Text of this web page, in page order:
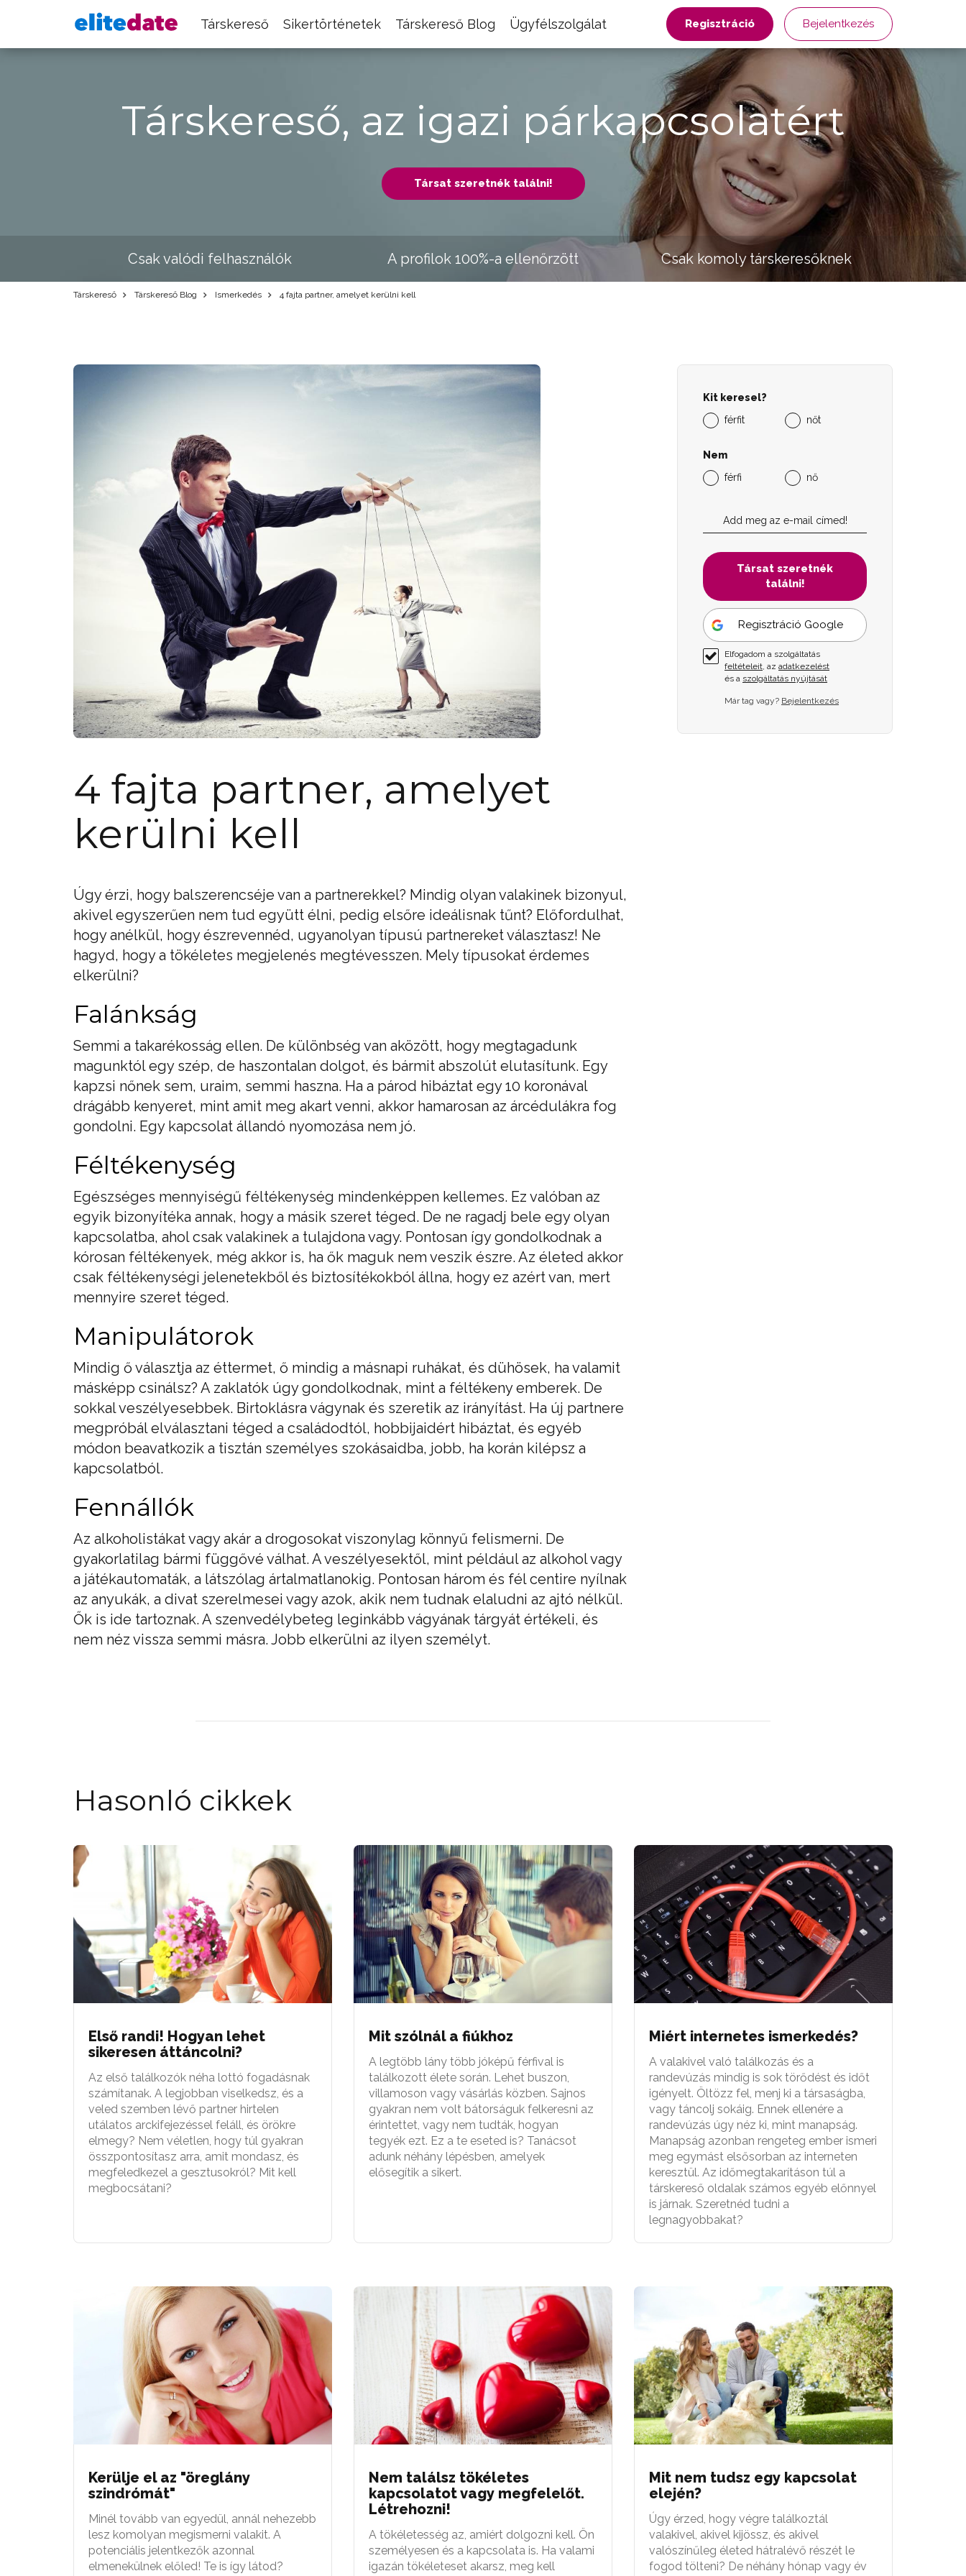
Társkereső Sikertörténetek Társkereső Blog Ügyfélszolgálat Regisztráció Bejelentkezés
Társkereső, az igazi párkapcsolatért
Társat szeretnék találni!
Csak valódi felhasználók A profilok 100%-a ellenőrzött Csak komoly társkeresőknek
Társkereső Társkereső Blog Ismerkedés 4 fajta partner, amelyet kerülni kell
4 fajta partner, amelyet
kerülni kell
Úgy érzi, hogy balszerencséje van a partnerekkel? Mindig olyan valakinek bizonyul,
akivel egyszerűen nem tud együtt élni, pedig elsőre ideálisnak tűnt? Előfordulhat,
hogy anélkül, hogy észrevennéd, ugyanolyan típusú partnereket választasz! Ne
hagyd, hogy a tökéletes megjelenés megtévesszen. Mely típusokat érdemes
elkerülni?
Falánkság
Semmi a takarékosság ellen. De különbség van aközött, hogy megtagadunk
magunktól egy szép, de haszontalan dolgot, és bármit abszolút elutasítunk. Egy
kapzsi nőnek sem, uraim, semmi haszna. Ha a párod hibáztat egy 10 koronával
drágább kenyeret, mint amit meg akart venni, akkor hamarosan az árcédulákra fog
gondolni. Egy kapcsolat állandó nyomozása nem jó.
Féltékenység
Egészséges mennyiségű féltékenység mindenképpen kellemes. Ez valóban az
egyik bizonyítéka annak, hogy a másik szeret téged. De ne ragadj bele egy olyan
kapcsolatba, ahol csak valakinek a tulajdona vagy. Pontosan így gondolkodnak a
kórosan féltékenyek, még akkor is, ha ők maguk nem veszik észre. Az életed akkor
csak féltékenységi jelenetekből és biztosítékokból állna, hogy ez azért van, mert
mennyire szeret téged.
Manipulátorok
Mindig ő választja az éttermet, ő mindig a másnapi ruhákat, és dühösek, ha valamit
másképp csinálsz? A zaklatók úgy gondolkodnak, mint a féltékeny emberek. De
sokkal veszélyesebbek. Birtoklásra vágynak és szeretik az irányítást. Ha új partnere
megpróbál elválasztani téged a családodtól, hobbijaidért hibáztat, és egyéb
módon beavatkozik a tisztán személyes szokásaidba, jobb, ha korán kilépsz a
kapcsolatból.
Fennállók
Az alkoholistákat vagy akár a drogosokat viszonylag könnyű felismerni. De
gyakorlatilag bármi függővé válhat. A veszélyesektől, mint például az alkohol vagy
a játékautomaták, a látszólag ártalmatlanokig. Pontosan három és fél centire nyílnak
az anyukák, a divat szerelmesei vagy azok, akik nem tudnak elaludni az ajtó nélkül.
Ők is ide tartoznak. A szenvedélybeteg leginkább vágyának tárgyát értékeli, és
nem néz vissza semmi másra. Jobb elkerülni az ilyen személyt.
Kit keresel?
férfit
nőt
Nem
férfi
nő
Társat szeretnék
találni!
Regisztráció Google
Elfogadom a szolgáltatás
feltételeit, az adatkezelést
és a szolgáltatás nyújtását
Már tag vagy? Bejelentkezés
Hasonló cikkek
Első randi! Hogyan lehet
sikeresen áttáncolni?
Az első találkozók néha lottó fogadásnak
számítanak. A legjobban viselkedsz, és a
veled szemben lévő partner hirtelen
utálatos arckifejezéssel feláll, és örökre
elmegy? Nem véletlen, hogy túl gyakran
összpontosítasz arra, amit mondasz, és
megfeledkezel a gesztusokról? Mit kell
megbocsátani?
Mit szólnál a fiúkhoz
A legtöbb lány több jóképű férfival is
találkozott élete során. Lehet buszon,
villamoson vagy vásárlás közben. Sajnos
gyakran nem volt bátorságuk felkeresni az
érintettet, vagy nem tudták, hogyan
tegyék ezt. Ez a te eseted is? Tanácsot
adunk néhány lépésben, amelyek
elősegítik a sikert.
Miért internetes ismerkedés?
A valakivel való találkozás és a
randevúzás mindig is sok törődést és időt
igényelt. Öltözz fel, menj ki a társaságba,
vagy táncolj sokáig. Ennek ellenére a
randevúzás úgy néz ki, mint manapság.
Manapság azonban rengeteg ember ismeri
meg egymást elsősorban az interneten
keresztül. Az időmegtakarításon túl a
társkereső oldalak számos egyéb előnnyel
is járnak. Szeretnéd tudni a
legnagyobbakat?
Kerülje el az "öreglány
szindrómát"
Minél tovább van egyedül, annál nehezebb
lesz komolyan megismerni valakit. A
potenciális jelentkezők azonnal
elmenekülnek előled! Te is így látod?
Nem találsz tökéletes
kapcsolatot vagy megfelelőt.
Létrehozni!
A tökéletesség az, amiért dolgozni kell. Ön
személyesen és a kapcsolata is. Ha valami
igazán tökéleteset akarsz, meg kell
Mit nem tudsz egy kapcsolat
elején?
Úgy érzed, hogy végre találkoztál
valakivel, akivel kijössz, és akivel
valószínűleg életed hátralévő részét le
fogod tölteni? De néhány hónap vagy év